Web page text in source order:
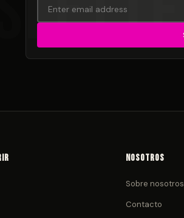
Nosotros
Sobre nosotros
Contacto